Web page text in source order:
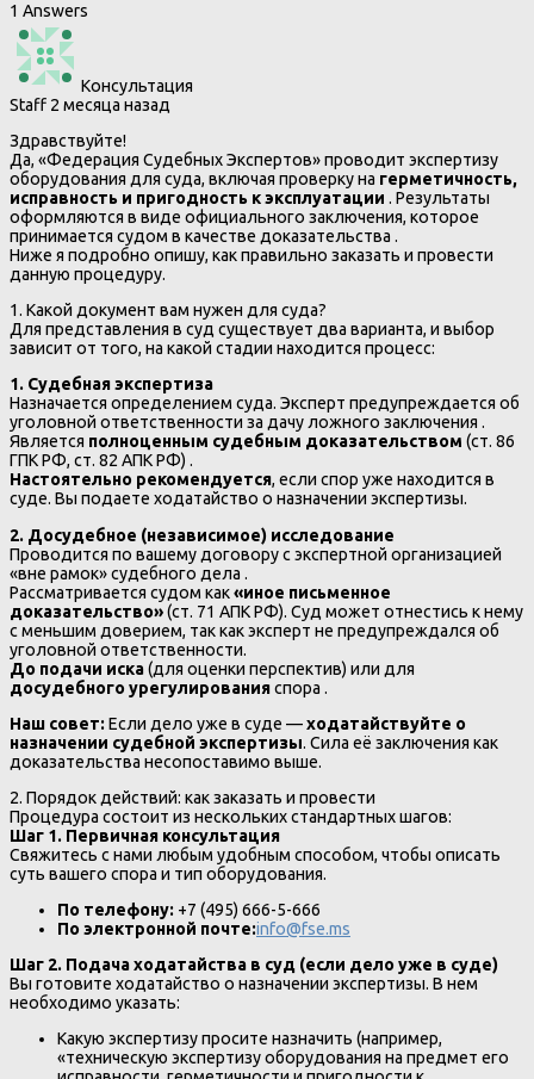
1 Answers
Консультация
Staff 2 месяца назад
Здравствуйте!
Да, «Федерация Судебных Экспертов» проводит экспертизу
оборудования для суда, включая проверку на герметичность,
исправность и пригодность к эксплуатации . Результаты
оформляются в виде официального заключения, которое
принимается судом в качестве доказательства .
Ниже я подробно опишу, как правильно заказать и провести
данную процедуру.
1. Какой документ вам нужен для суда?
Для представления в суд существует два варианта, и выбор
зависит от того, на какой стадии находится процесс:
1. Судебная экспертиза
Назначается определением суда. Эксперт предупреждается об
уголовной ответственности за дачу ложного заключения .
Является полноценным судебным доказательством (ст. 86
ГПК РФ, ст. 82 АПК РФ) .
Настоятельно рекомендуется, если спор уже находится в
суде. Вы подаете ходатайство о назначении экспертизы.
2. Досудебное (независимое) исследование
Проводится по вашему договору с экспертной организацией
«вне рамок» судебного дела .
Рассматривается судом как«иное письменное
доказательство»(ст. 71 АПК РФ). Суд может отнестись к нему
с меньшим доверием, так как эксперт не предупреждался об
уголовной ответственности.
До подачи иска(для оценки перспектив) или для
досудебного урегулированияспора .
Наш совет:Если дело уже в суде —ходатайствуйте о
назначении судебной экспертизы. Сила её заключения как
доказательства несопоставимо выше.
2. Порядок действий: как заказать и провести
Процедура состоит из нескольких стандартных шагов:
Шаг 1. Первичная консультация
Свяжитесь с нами любым удобным способом, чтобы описать
суть вашего спора и тип оборудования.
По телефону: +7 (495) 666-5-666
По электронной почте:info@fse.ms
Шаг 2. Подача ходатайства в суд (если дело уже в суде)
Вы готовите ходатайство о назначении экспертизы. В нем
необходимо указать:
Какую экспертизу просите назначить (например,
«техническую экспертизу оборудования на предмет его